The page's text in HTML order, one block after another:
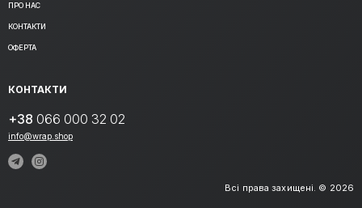
ПРО НАС
КОНТАКТИ
ОФЕРТА
КОНТАКТИ
+38 066 000 32 02
info@wrap.shop
Всі права захищені. © 2026